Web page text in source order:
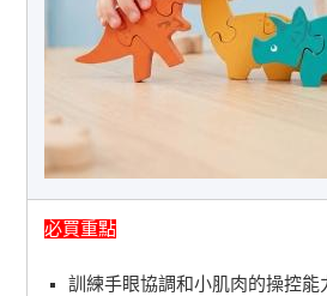
必買重點
訓練手眼協調和小肌肉的操控能